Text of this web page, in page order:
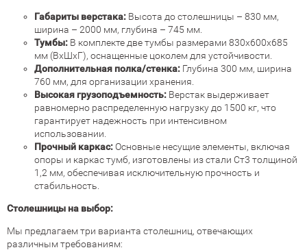
Габариты верстака: Высота до столешницы – 830 мм,
ширина – 2000 мм, глубина – 745 мм.
Тумбы: В комплекте две тумбы размерами 830х600х685
мм (ВхШхГ), оснащенные цоколем для устойчивости.
Дополнительная полка/стенка: Глубина 300 мм, ширина
760 мм, для организации хранения.
Высокая грузоподъемность: Верстак выдерживает
равномерно распределенную нагрузку до 1500 кг, что
гарантирует надежность при интенсивном
использовании.
Прочный каркас:Основные несущие элементы, включая
опоры и каркас тумб, изготовлены из стали Ст3 толщиной
1,2 мм, обеспечивая исключительную прочность и
стабильность.
Столешницы на выбор:
Мы предлагаем три варианта столешниц, отвечающих
различным требованиям: